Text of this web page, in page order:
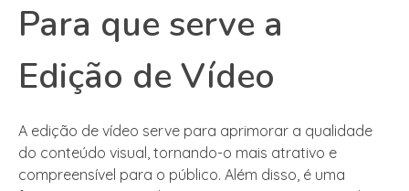
Para que serve a
Edição de Vídeo
A edição de vídeo serve para aprimorar a qualidade
do conteúdo visual, tornando-o mais atrativo e
compreensível para o público. Além disso, é uma